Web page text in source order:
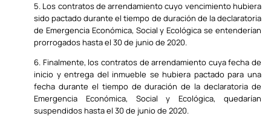
5. Los contratos de arrendamiento cuyo vencimiento hubiera
sido pactado durante el tiempo de duración de la declaratoria
de Emergencia Económica, Social y Ecológica se entenderían
prorrogados hasta el 30 de junio de 2020.
6. Finalmente, los contratos de arrendamiento cuya fecha de
inicio y entrega del inmueble se hubiera pactado para una
fecha durante el tiempo de duración de la declaratoria de
Emergencia Económica, Social y Ecológica, quedarían
suspendidos hasta el 30 de junio de 2020.